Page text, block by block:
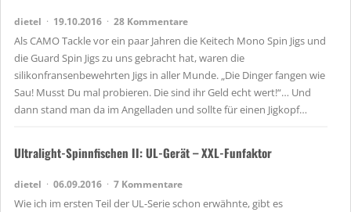
dietel 19.10.2016 28 Kommentare
Als CAMO Tackle vor ein paar Jahren die Keitech Mono Spin Jigs und
die Guard Spin Jigs zu uns gebracht hat, waren die
silikonfransenbewehrten Jigs in aller Munde. „Die Dinger fangen wie
Sau! Musst Du mal probieren. Die sind ihr Geld echt wert!“… Und
dann stand man da im Angelladen und sollte für einen Jigkopf…
Ultralight-Spinnfischen II: UL-Gerät – XXL-Funfaktor
dietel 06.09.2016 7 Kommentare
Wie ich im ersten Teil der UL-Serie schon erwähnte, gibt es